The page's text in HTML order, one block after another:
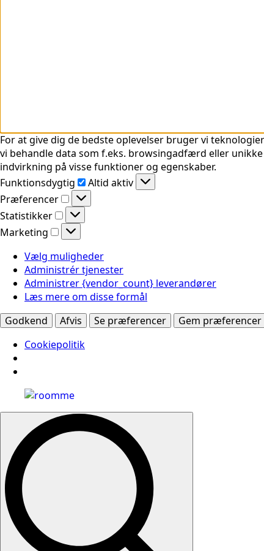
For at give dig de bedste oplevelser bruger vi
vi behandle data som f.eks. browsingadfærd eller
indvirkning på visse funktioner og egenskaber.
Funktionsdygtig
Funktionsdygtig
Altid aktiv
Præferencer
Præferencer
Statistikker
Statistikker
Marketing
Marketing
Vælg muligheder
Administrér tjenester
Administrer {vendor_count} leverandører
Læs mere om disse formål
Godkend
Afvis Se præferencer Gem præferencer
Cookiepolitik